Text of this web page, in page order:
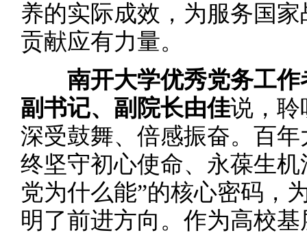
养的实际成效，为服务国
贡献应有力量。
南开大学优秀党务工
副书记、副院长由佳说，聆
深受鼓舞、倍感振奋。百
终坚守初心使命、永葆生
党为什么能”的核心密码，
明了前进方向。作为高校